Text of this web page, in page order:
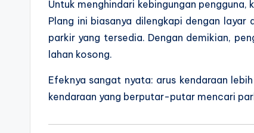
Untuk menghindari kebingungan pengguna,
Plang ini biasanya dilengkapi dengan
parkir yang tersedia. Dengan demikian,
lahan kosong.
Efeknya sangat nyata: arus kendaraan
kendaraan yang berputar-putar mencari